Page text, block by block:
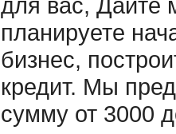
планируете
бизнес,
кредит. Мы
сумму от 3000